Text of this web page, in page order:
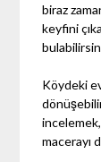
biraz
keyfini
Köydeki
macerayı